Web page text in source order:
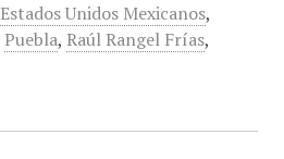
Estados Unidos Mexicanos,
Puebla, Raúl Rangel Frías,